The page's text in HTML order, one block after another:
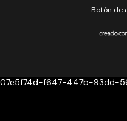
Botón de
07e5f74d-f647-447b-93dd-